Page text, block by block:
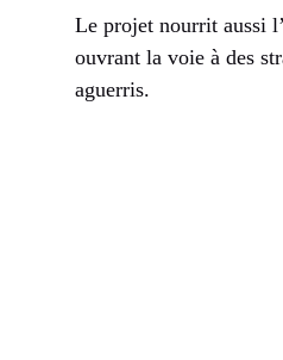
Le projet nourrit aussi
ouvrant la voie à des
aguerris.